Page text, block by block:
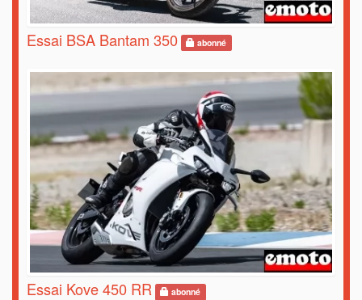
Essai BSA Bantam 350 abonné
Essai Kove 450 RR abonné